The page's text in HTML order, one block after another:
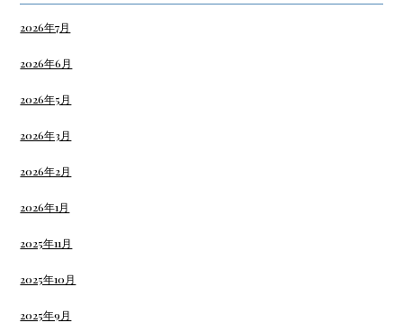
2026年7月
2026年6月
2026年5月
2026年3月
2026年2月
2026年1月
2025年11月
2025年10月
2025年9月